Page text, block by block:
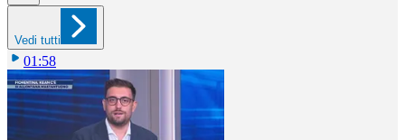
Vedi tutti
01:58